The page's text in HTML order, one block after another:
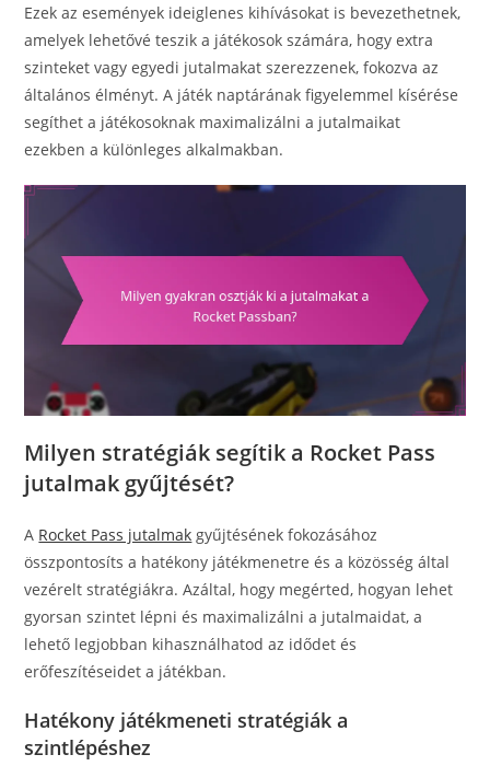
Ezek az események ideiglenes kihívásokat is bevezethetnek,
amelyek lehetővé teszik a játékosok számára, hogy extra
szinteket vagy egyedi jutalmakat szerezzenek, fokozva az
általános élményt. A játék naptárának figyelemmel kísérése
segíthet a játékosoknak maximalizálni a jutalmaikat
ezekben a különleges alkalmakban.
Milyen stratégiák segítik a Rocket Pass
jutalmak gyűjtését?
A Rocket Pass jutalmak gyűjtésének fokozásához
összpontosíts a hatékony játékmenetre és a közösség által
vezérelt stratégiákra. Azáltal, hogy megérted, hogyan lehet
gyorsan szintet lépni és maximalizálni a jutalmaidat, a
lehető legjobban kihasználhatod az idődet és
erőfeszítéseidet a játékban.
Hatékony játékmeneti stratégiák a
szintlépéshez